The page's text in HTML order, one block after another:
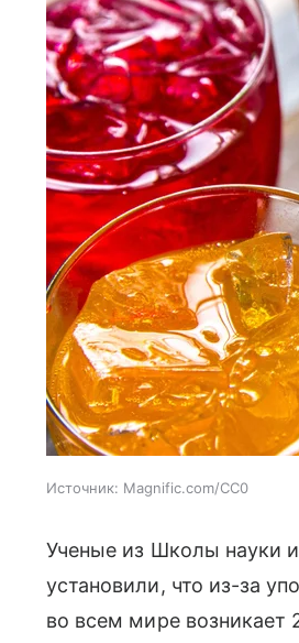
Источник: Magnific.com/CC0
Ученые из Школы науки и
установили, что из-за
во всем мире возникает